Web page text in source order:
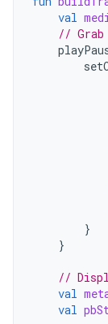
val
//
}
}
//
val
val